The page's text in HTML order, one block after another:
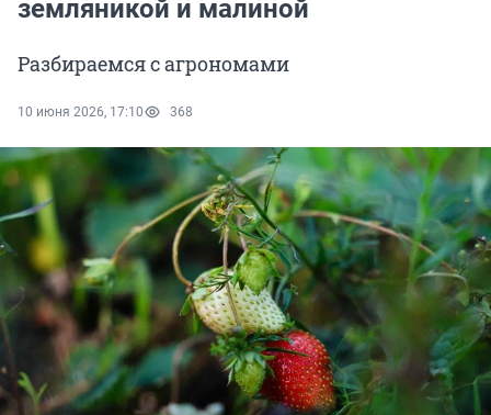
земляникой и малиной
Разбираемся с агрономами
10 июня 2026, 17:10 368